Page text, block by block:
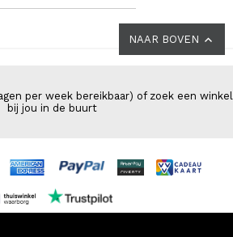
NAAR BOVEN
per week bereikbaar) of zoek een winkel
bij jou in de buurt